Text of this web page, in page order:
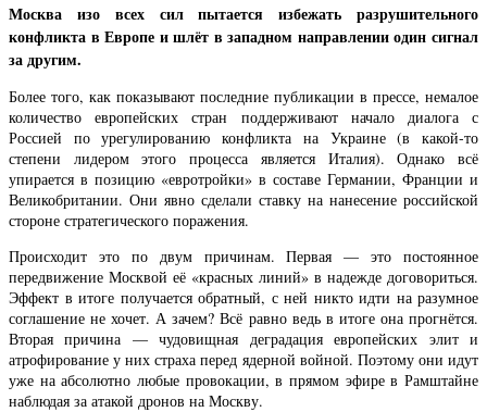
Москва изо всех сил пытается избежать разрушительного
конфликта в Европе и шлёт в западном направлении один сигнал
за другим.
Более того, как показывают последние публикации в прессе, немалое
количество европейских стран поддерживают начало диалога с
Россией по урегулированию конфликта на Украине (в какой-то
степени лидером этого процесса является Италия). Однако всё
упирается в позицию «евротройки» в составе Германии, Франции и
Великобритании. Они явно сделали ставку на нанесение российской
стороне стратегического поражения.
Происходит это по двум причинам. Первая — это постоянное
передвижение Москвой её «красных линий» в надежде договориться.
Эффект в итоге получается обратный, с ней никто идти на разумное
соглашение не хочет. А зачем? Всё равно ведь в итоге она прогнётся.
Вторая причина — чудовищная деградация европейских элит и
атрофирование у них страха перед ядерной войной. Поэтому они идут
уже на абсолютно любые провокации, в прямом эфире в Рамштайне
наблюдая за атакой дронов на Москву.